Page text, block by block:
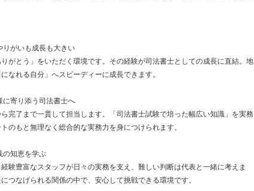
がいも成長も大きい
がとう」をいただく環境です。その経験が司法書士としての成長に直結。地
なれる自分」へスピーディーに成長できます。
寄り添う司法書士へ
完了まで一貫して担当します。「司法書士試験で培った幅広い知識」を実務
のもと無理なく総合的な実務力を身につけられます。
知恵を学ぶ
験豊富なスタッフが日々の実務を支え、難しい判断は代表と一緒に考えま
つなげられる関係の中で、安心して挑戦できる環境です。